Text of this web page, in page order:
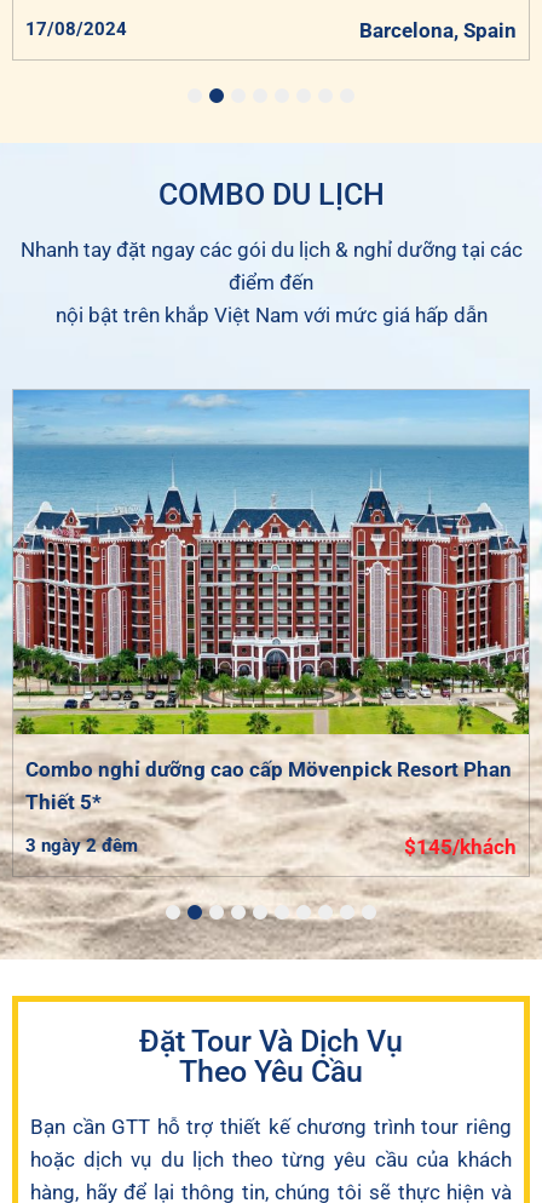
17/08/2024 Barcelona, Spain
5
COMBO DU LỊCH
Nhanh tay đặt ngay các gói du lịch & nghỉ dưỡng tại các
điểm đến
nội bật trên khắp Việt Nam với mức giá hấp dẫn
Combo nghỉ dưỡng cao cấp Mövenpick Resort Phan
Thiết 5*
3 ngày 2 đêm $145/khách
1 2 3 4 5 6 7 8 9 10
Đặt Tour Và Dịch Vụ
Theo Yêu Cầu
Bạn cần GTT hỗ trợ thiết kế chương trình tour riêng
hoặc dịch vụ du lịch theo từng yêu cầu của khách
hàng, hãy để lại thông tin, chúng tôi sẽ thực hiện và